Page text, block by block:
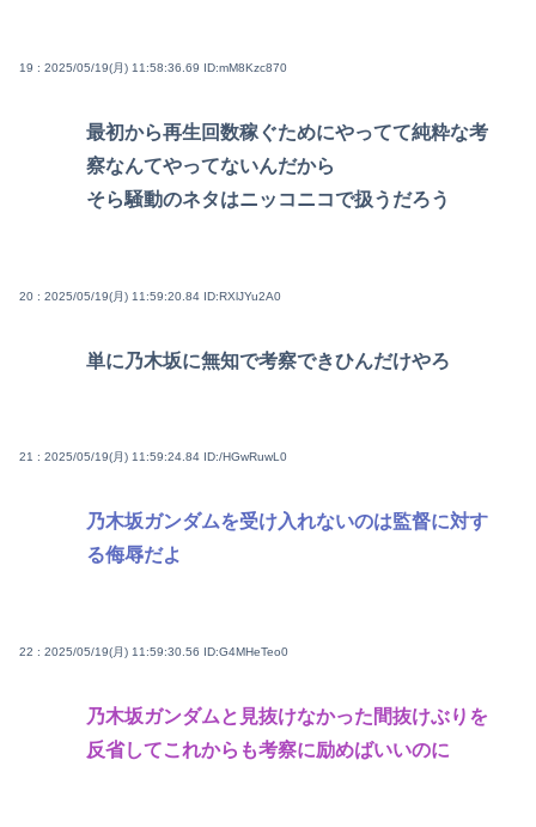
19 : 2025/05/19(月) 11:58:36.69 ID:mM8Kzc870
最初から再生回数稼ぐためにやってて純粋な考
察なんてやってないんだから
そら騒動のネタはニッコニコで扱うだろう
20 : 2025/05/19(月) 11:59:20.84 ID:RXlJYu2A0
単に乃木坂に無知で考察できひんだけやろ
21 : 2025/05/19(月) 11:59:24.84 ID:/HGwRuwL0
乃木坂ガンダムを受け入れないのは監督に対す
る侮辱だよ
22 : 2025/05/19(月) 11:59:30.56 ID:G4MHeTeo0
乃木坂ガンダムと見抜けなかった間抜けぶりを
反省してこれからも考察に励めばいいのに